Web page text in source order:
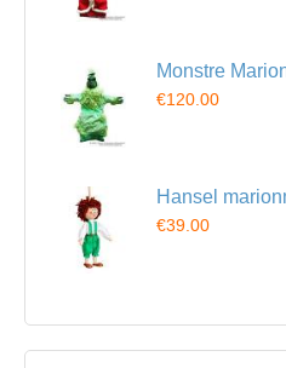
Monstre
€120.00
Hansel
€39.00